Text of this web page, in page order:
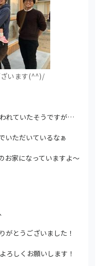
ざいます(^^)/
れていたそうですが…
いただいているなぁ
お家になっていますよ～
がとうございました！
ろしくお願いします！